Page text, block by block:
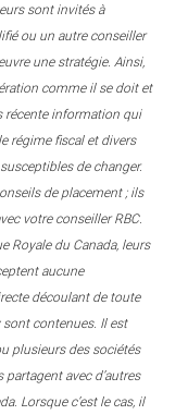
sont invités à
ou un autre conseiller
une stratégie. Ainsi,
comme il se doit et
récente information qui
régime fiscal et divers
de changer.
de placement ; ils
votre conseiller RBC.
Royale du Canada, leurs
aucune
découlant de toute
contenues. Il est
plusieurs des sociétés
avec d’autres
Lorsque c’est le cas, il